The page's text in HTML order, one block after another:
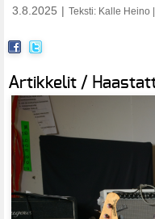
3.8.2025 Teksti: Kalle Heino
Artikkelit /